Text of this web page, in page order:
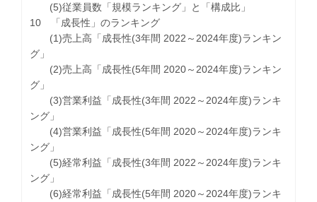
(5)従業員数「規模ランキング」と「構成比」
10 「成長性」のランキング
(1)売上高「成長性(3年間 2022～2024年度)ランキン
グ」
(2)売上高「成長性(5年間 2020～2024年度)ランキン
グ」
(3)営業利益「成長性(3年間 2022～2024年度)ランキ
ング」
(4)営業利益「成長性(5年間 2020～2024年度)ランキ
ング」
(5)経常利益「成長性(3年間 2022～2024年度)ランキ
ング」
(6)経常利益「成長性(5年間 2020～2024年度)ランキ